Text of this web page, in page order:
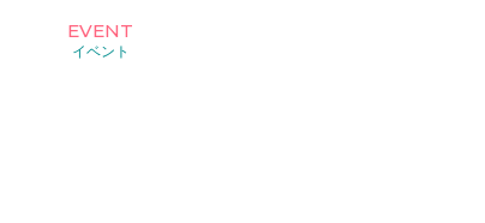
EVENT
イベント